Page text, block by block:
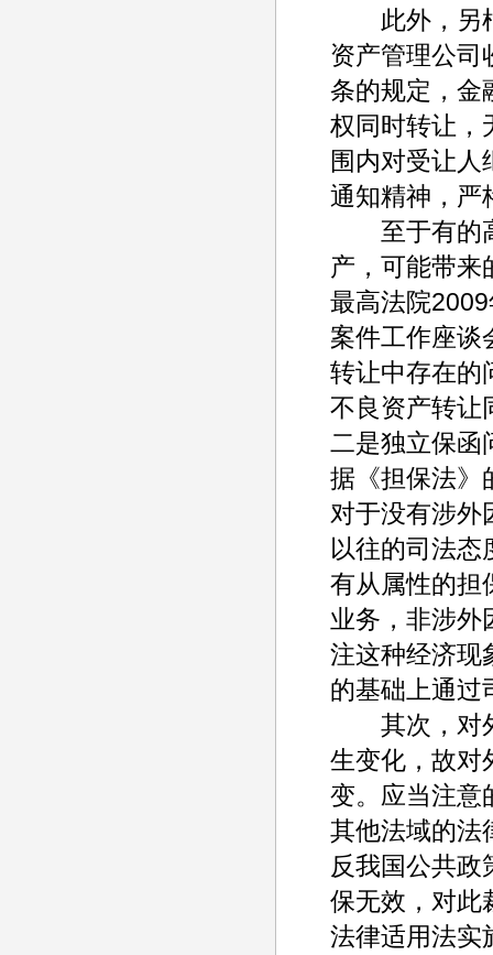
此外，另根
资产管理公司
条的规定，金
权同时转让，
围内对受让人
通知精神，严
至于有的高
产，可能带来
最高法院
案件工作座谈
转让中存在的
不良资产转让
二是独立保函
据《担保法》
对于没有涉外
以往的司法
有从属性的担
业务，非涉外
注这种经济现
的基础上通过
其次，对外
生变化，故对
变。应当注意
其他法域的法
反我国公共政
保无效，对此
法律适用法实